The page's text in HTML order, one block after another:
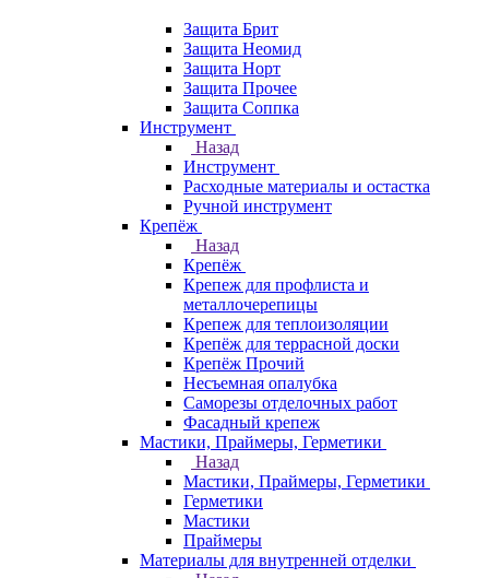
Защита Брит
Защита Неомид
Защита Норт
Защита Прочее
Защита Соппка
Инструмент
Назад
Инструмент
Расходные материалы и остастка
Ручной инструмент
Крепёж
Назад
Крепёж
Крепеж для профлиста и
металлочерепицы
Крепеж для теплоизоляции
Крепёж для террасной доски
Крепёж Прочий
Несъемная опалубка
Саморезы отделочных работ
Фасадный крепеж
Мастики, Праймеры, Герметики
Назад
Мастики, Праймеры, Герметики
Герметики
Мастики
Праймеры
Материалы для внутренней отделки